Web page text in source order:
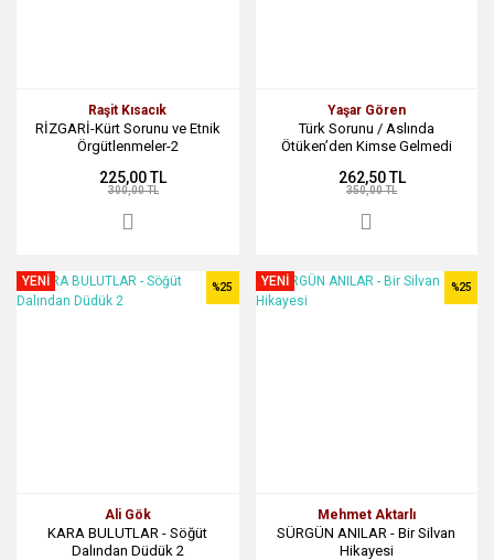
Raşit Kısacık
RİZGARİ-Kürt Sorunu ve Etnik
Örgütlenmeler-2
225,00 TL
300,00 TL
Yaşar Gören
Türk Sorunu / Aslında
Ötüken’den Kimse Gelmedi
262,50 TL
350,00 TL
YENİ
Ali Gök
KARA BULUTLAR - Söğüt
Dalından Düdük 2
%25 YENİ
Mehmet Aktarlı
SÜRGÜN ANILAR - Bir Silvan
Hikayesi
%25